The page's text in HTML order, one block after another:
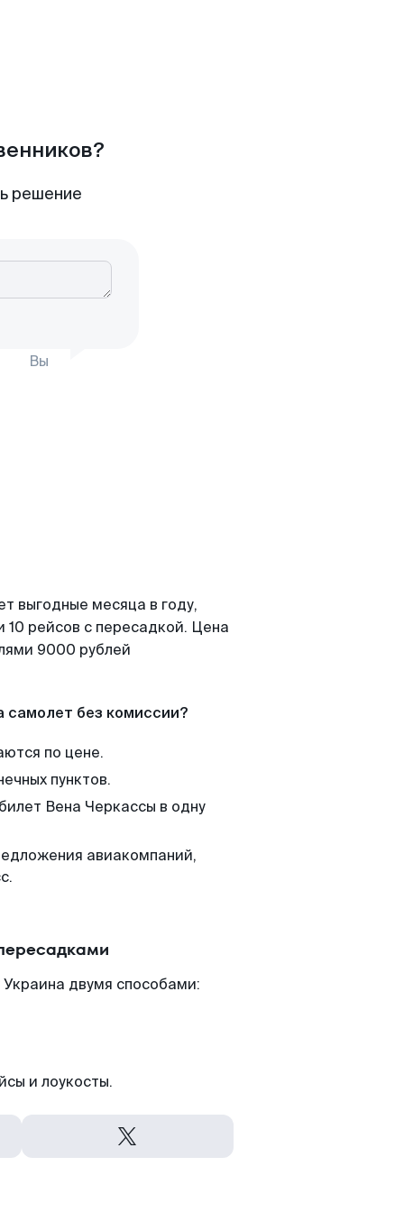
решение
Вы
выгодные месяца в году,
рейсов с пересадкой. Цена
9000 рублей
самолет без комиссии?
по цене.
пунктов.
Вена Черкассы в одну
авиакомпаний,
двумя способами:
и лоукосты.